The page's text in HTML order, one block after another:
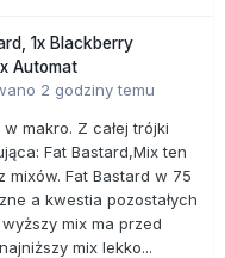
1x Blackberry
Automat
2 godziny temu
makro. Z całej trójki
Fat Bastard,Mix ten
Fat Bastard w 75
a kwestia pozostałych
mix ma przed
mix lekko...